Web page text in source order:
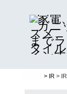
> IR >